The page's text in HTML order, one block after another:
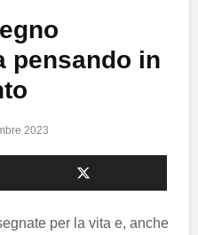
pensando in
2023
per la vita e, anche